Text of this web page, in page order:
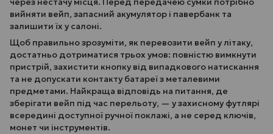
вийняти вейп, запасний акумулятор і павербанк та
залишити їх у салоні.
Щоб правильно зрозуміти, як перевозити вейп у літаку,
достатньо дотриматися трьох умов: повністю вимкнути
пристрій, захистити кнопку від випадкового натискання
та не допускати контакту батареї з металевими
предметами. Найкраща відповідь на питання, де
зберігати вейп під час перельоту, — у захисному футлярі
всередині доступної ручної поклажі, а не серед ключів,
монет чи інструментів.